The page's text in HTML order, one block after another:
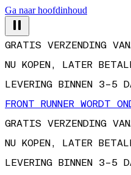
Ga naar hoofdinhoud
GRATIS VERZENDING
NU KOPEN, LATER
LEVERING BINNEN 3–5
FRONT RUNNER WORDT
GRATIS VERZENDING
NU KOPEN, LATER
LEVERING BINNEN 3–5